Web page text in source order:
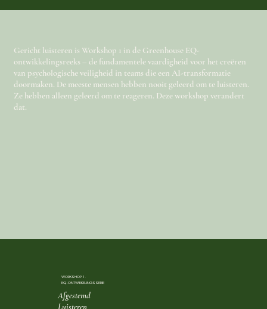
WORKSHOP 1 ·
EQ-ONTWIKKELINGSSERIE
Afgestemd
Luisteren
Gericht luisteren is Workshop 1 in de Greenhouse EQ-
ontwikkelingsreeks – de fundamentele vaardigheid voor het creëren
van psychologische veiligheid in teams die een AI-transformatie
doormaken. De meeste mensen hebben nooit geleerd om te luisteren.
Ze hebben alleen geleerd om te reageren. Deze workshop verandert
dat.